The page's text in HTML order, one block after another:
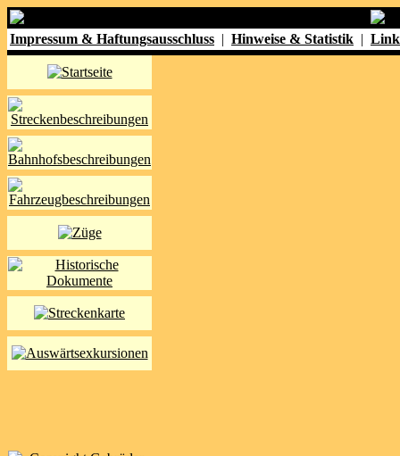
Impressum & Haftungsausschluss | Hinweise & Statistik |